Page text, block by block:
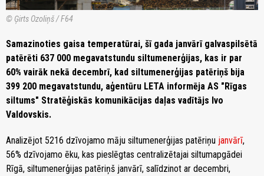
© Ģirts Ozoliņš / F64
Samazinoties gaisa temperatūrai, šī gada janvārī galvaspilsētā
patērēti 637 000 megavatstundu siltumenerģijas, kas ir par
60% vairāk nekā decembrī, kad siltumenerģijas patēriņš bija
399 200 megavatstundu, aģentūru LETA informēja AS "Rīgas
siltums" Stratēģiskās komunikācijas daļas vadītājs Ivo
Valdovskis.
Analizējot 5216 dzīvojamo māju siltumenerģijas patēriņu janvārī,
56% dzīvojamo ēku, kas pieslēgtas centralizētajai siltumapgādei
Rīgā, siltumenerģijas patēriņš janvārī, salīdzinot ar decembri,